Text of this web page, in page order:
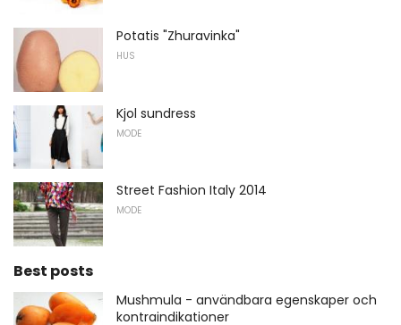
Potatis "Zhuravinka"
HUS
Kjol sundress
MODE
Street Fashion Italy 2014
MODE
Best posts
Mushmula - användbara egenskaper och
kontraindikationer